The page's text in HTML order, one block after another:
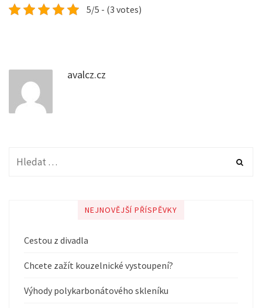
5/5 - (3 votes)
avalcz.cz
NEJNOVĚJŠÍ PŘÍSPĚVKY
Cestou z divadla
Chcete zažít kouzelnické vystoupení?
Výhody polykarbonátového skleníku